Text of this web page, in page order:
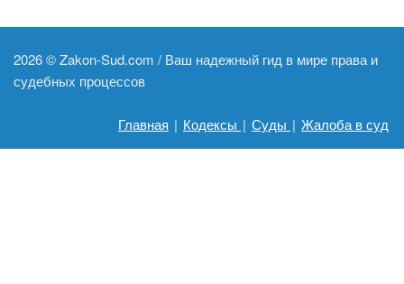
2026 ©Zakon-Sud.com / Ваш надежный гид в мире права и
судебных процессов
Главная | Кодексы | Суды | Жалоба в суд